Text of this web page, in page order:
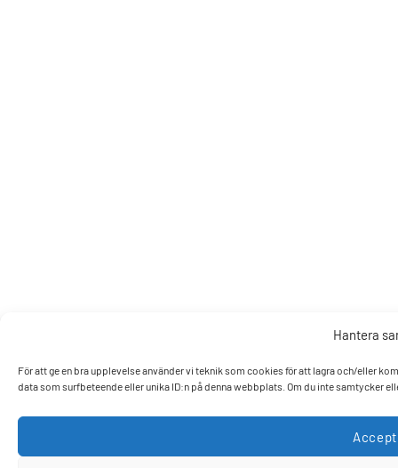
Hantera
För att ge en bra upplevelse använder vi teknik som cookies för att lagra och/eller
data som surfbeteende eller unika ID:n på denna webbplats. Om du inte samtycker